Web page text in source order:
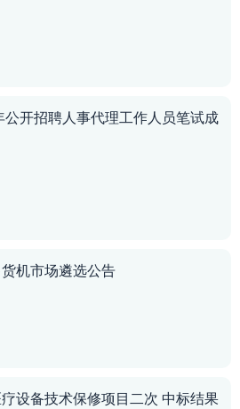
开招聘人事代理工作人员笔试成
机市场遴选公告
设备技术保修项目二次 中标结果